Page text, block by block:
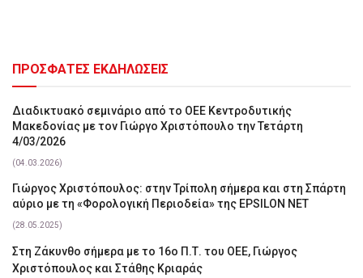
ΠΡΟΣΦΑΤΕΣ ΕΚΔΗΛΩΣΕΙΣ
Διαδικτυακό σεμινάριο από το ΟΕΕ Κεντροδυτικής
Μακεδονίας με τον Γιώργο Χριστόπουλο την Τετάρτη
4/03/2026
(04.03.2026)
Γιώργος Χριστόπουλος: στην Τρίπολη σήμερα και στη Σπάρτη
αύριο με τη «Φορολογική Περιοδεία» της EPSILON NET
(28.05.2025)
Στη Ζάκυνθο σήμερα με το 16ο Π.Τ. του ΟΕΕ, Γιώργος
Χριστόπουλος και Στάθης Κριαράς